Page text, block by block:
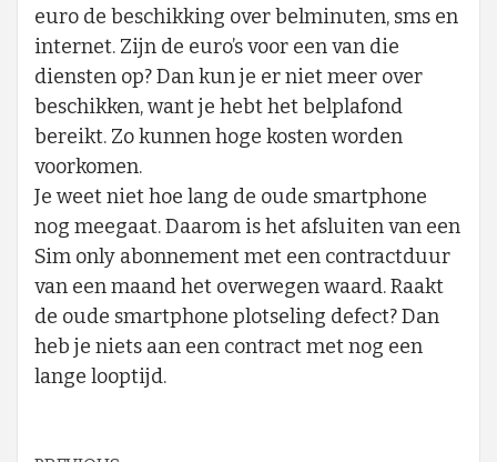
euro de beschikking over belminuten, sms en
internet. Zijn de euro’s voor een van die
diensten op? Dan kun je er niet meer over
beschikken, want je hebt het belplafond
bereikt. Zo kunnen hoge kosten worden
voorkomen.
Je weet niet hoe lang de oude smartphone
nog meegaat. Daarom is het afsluiten van een
Sim only abonnement met een contractduur
van een maand het overwegen waard. Raakt
de oude smartphone plotseling defect? Dan
heb je niets aan een contract met nog een
lange looptijd.